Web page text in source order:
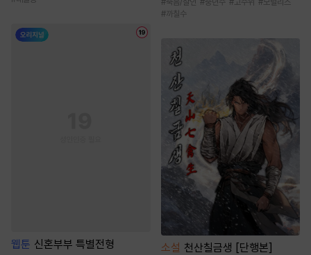
웹툰 신혼부부 특별전형
#죽음/살인 #중년수 #고수위 #모럴리스
#까칠수
소설 천산칠금생 [단행본]